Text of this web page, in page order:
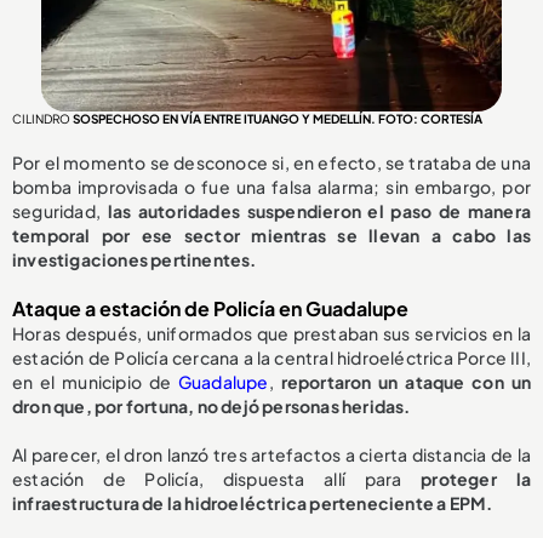
CILINDRO SOSPECHOSO EN VÍA ENTRE ITUANGO Y MEDELLÍN. FOTO: CORTESÍA
Por el momento se desconoce si, en efecto, se trataba de una
bomba improvisada o fue una falsa alarma; sin embargo, por
seguridad, las autoridades suspendieron el paso de manera
temporal por ese sector mientras se llevan a cabo las
investigaciones pertinentes.
Ataque a estación de Policía en Guadalupe
Horas después, uniformados que prestaban sus servicios en la
estación de Policía cercana a la central hidroeléctrica Porce III,
en el municipio de Guadalupe, reportaron un ataque con un
dron que, por fortuna, no dejó personas heridas.
Al parecer, el dron lanzó tres artefactos a cierta distancia de la
estación de Policía, dispuesta allí paraproteger la
infraestructura de la hidroeléctrica perteneciente a EPM.